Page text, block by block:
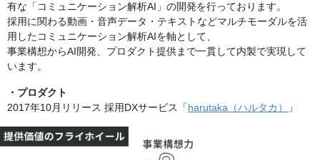
有な「コミュニケーション解析AI」の開発を行っております。
採用に関わる動画・音声データ・テキストなどマルチモーダルを活
用したコミュニケーション解析AIを軸として、
事業構想からAI開発、プロダクト提供まで一貫して内製で実現して
います。
・プロダクト
2017年10月リリース 採用DXサービス「harutaka（ハルタカ） 」